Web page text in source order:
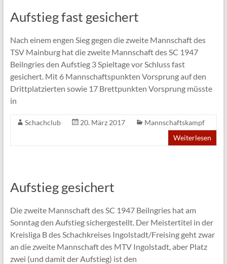
Aufstieg fast gesichert
Nach einem engen Sieg gegen die zweite Mannschaft des
TSV Mainburg hat die zweite Mannschaft des SC 1947
Beilngries den Aufstieg 3 Spieltage vor Schluss fast
gesichert. Mit 6 Mannschaftspunkten Vorsprung auf den
Drittplatzierten sowie 17 Brettpunkten Vorsprung müsste
in
Schachclub 20. März 2017
Mannschaftskampf
Weiterlesen
Aufstieg gesichert
Die zweite Mannschaft des SC 1947 Beilngries hat am
Sonntag den Aufstieg sichergestellt. Der Meistertitel in der
Kreisliga B des Schachkreises Ingolstadt/Freising geht zwar
an die zweite Mannschaft des MTV Ingolstadt, aber Platz
zwei (und damit der Aufstieg) ist den